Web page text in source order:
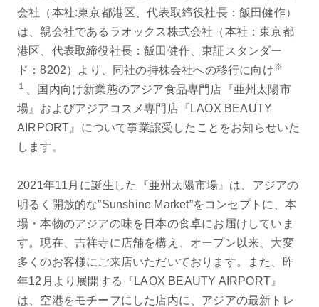
会社（本社:東京都港区、代表取締役社長：飯田健作）
は、親会社であるラオックス株式会社（本社：東京都
港区、代表取締役社長：飯田健作、東証スタンダー
ド：8202）より、同社の持株会社への移行に向け※
１
、国内向け新業態のアジア食品専門店『亜州太陽市
場』およびアジアコスメ専門店『LAOX BEAUTY
AIRPORT』について事業譲受したことをお知らせいた
します。
2021年11月に誕生した『亜州太陽市場』は、アジアの
明るく開放的な”Sunshine Market”をコンセプトに、本
場・本物のアジアの味を日本の食卓にお届けしていま
す。現在、吉祥寺に店舗を構え、オープン以来、大変
多くのお客様にご来店いただいております。また、昨
年12月より展開する『LAOX BEAUTY AIRPORT』
は、空港をモチーフにした店内に、アジアの最新トレ